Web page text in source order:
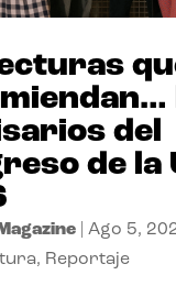
del
de la
| Ago 5,
, Reportaje